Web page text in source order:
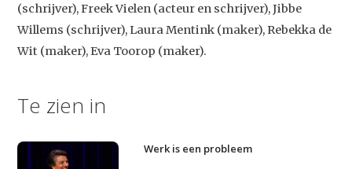
(schrijver), Freek Vielen (acteur en schrijver), Jibbe
Willems (schrijver), Laura Mentink (maker), Rebekka de
Wit (maker), Eva Toorop (maker).
Te zien in
Werk is een probleem